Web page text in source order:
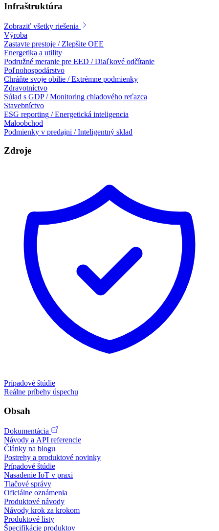
Infraštruktúra
Zobraziť všetky riešenia
Výroba
Zastavte prestoje / Zlepšite OEE
Energetika a utility
Podružné meranie pre EED / Diaľkové odčítanie
Poľnohospodárstvo
Chráňte svoje obilie / Extrémne podmienky
Zdravotníctvo
Súlad s GDP / Monitoring chladového reťazca
Stavebníctvo
ESG reporting / Energetická inteligencia
Maloobchod
Podmienky v predajni / Inteligentný sklad
Zdroje
Prípadové štúdie
Reálne príbehy úspechu
Obsah
Dokumentácia
Návody a API referencie
Články na blogu
Postrehy a produktové novinky
Prípadové štúdie
Nasadenie IoT v praxi
Tlačové správy
Oficiálne oznámenia
Produktové návody
Návody krok za krokom
Produktové listy
Špecifikácie produktov